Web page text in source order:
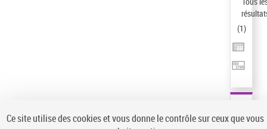
(1)
Ce site utilise des cookies et vous donne le contrôle sur ceux que vous